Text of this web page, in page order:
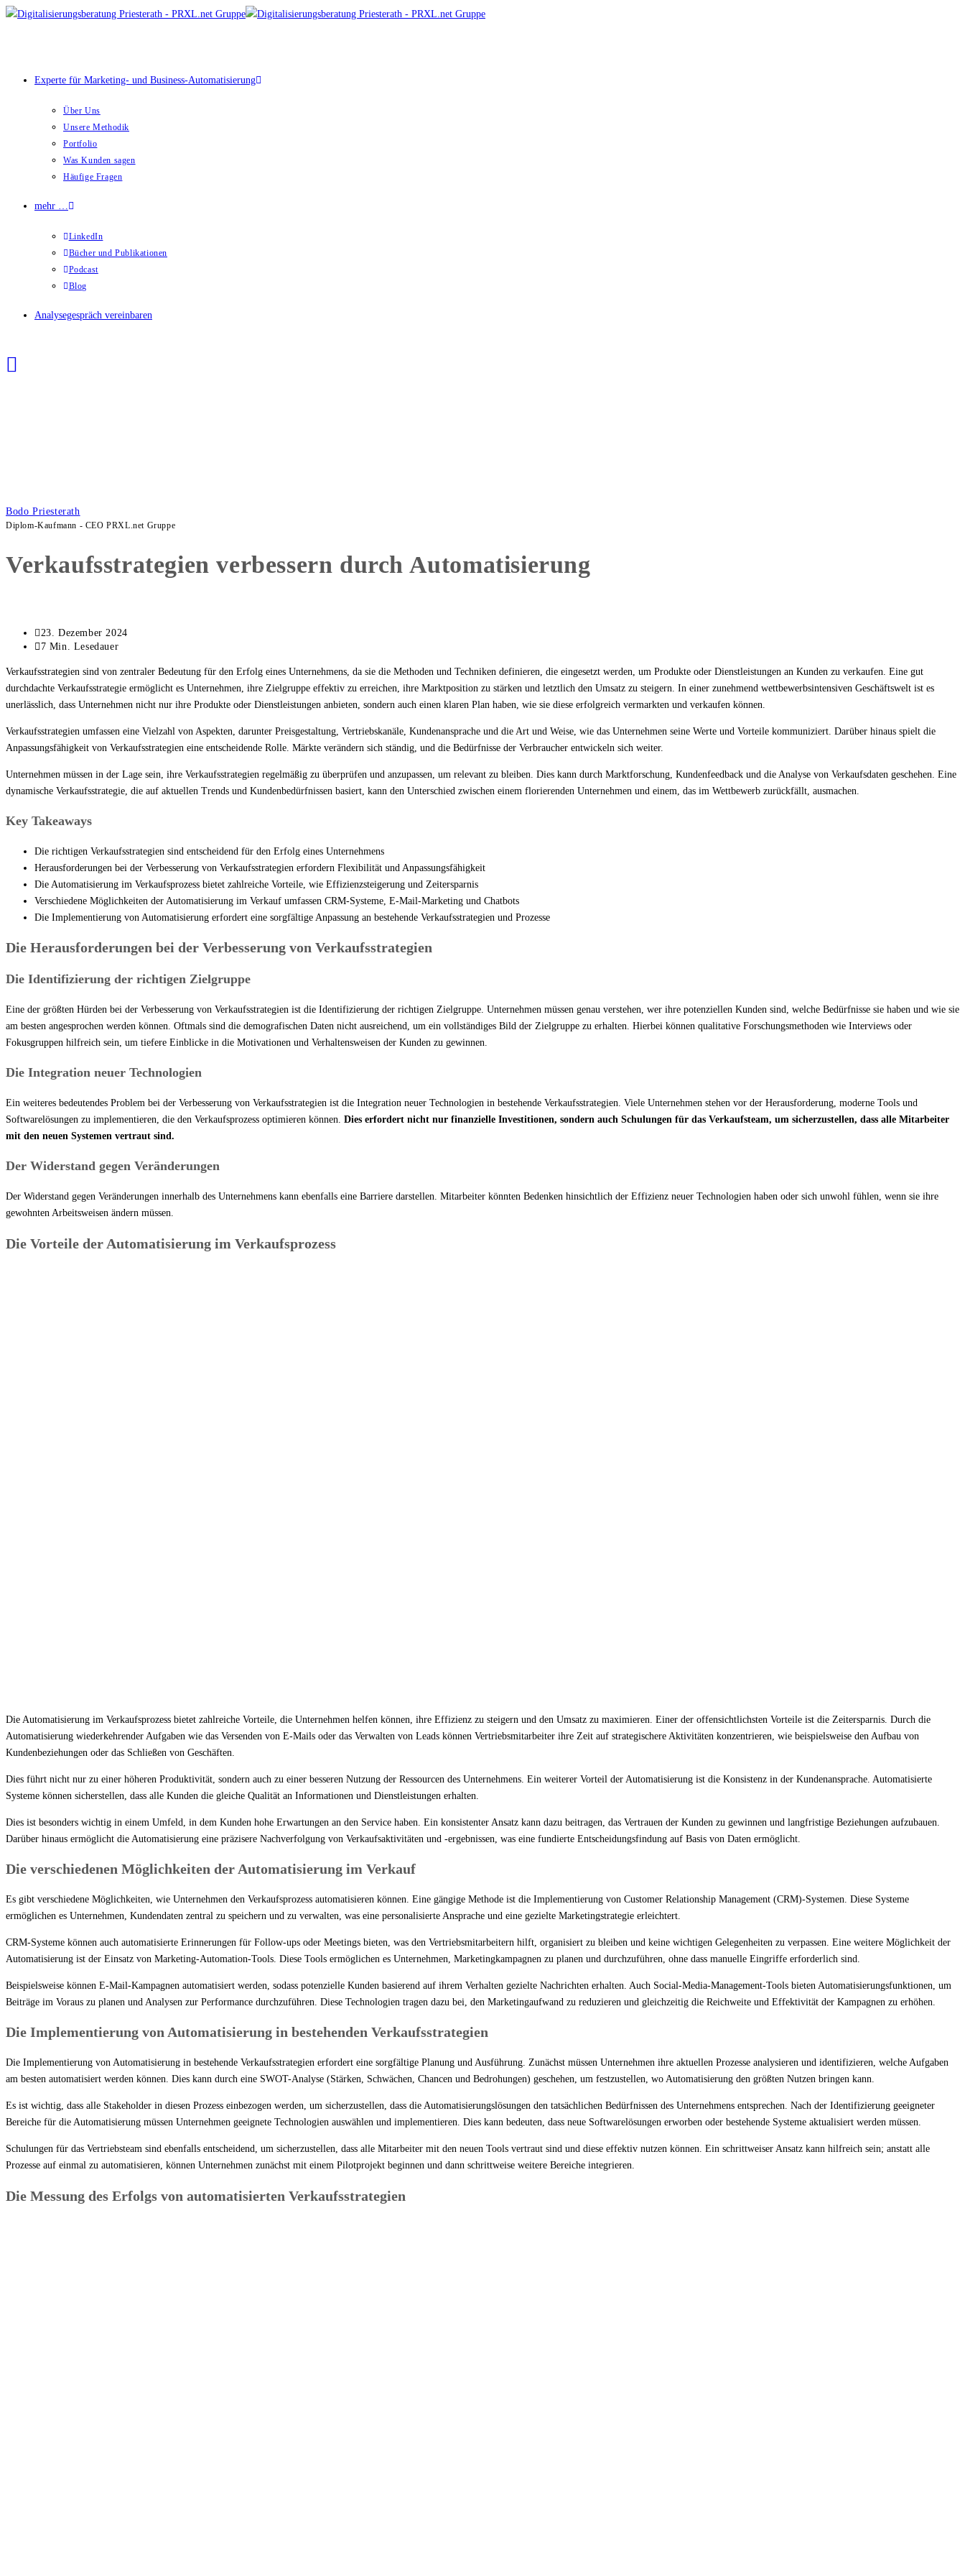
Zum
Experte für Marketing- und Business-Automatisierung
Über Uns
Unsere Methodik
Portfolio
Was Kunden sagen
Häufige Fragen
mehr …
LinkedIn
Bücher und Publikationen
Podcast
Blog
Analysegespräch vereinbaren
Bodo Priesterath
Diplom-Kaufmann - CEO PRXL.net Gruppe
Verkaufsstrategien verbessern durch Automatisierung
Beitrag
zuletzt
am:
23. Dezember 2024
Lesedauer:
7 Min. Lesedauer
Verkaufsstrategien sind von zentraler Bedeutung für den Erfolg eines Unternehmens, da sie die Methoden und Techniken definieren, die eingesetzt werden, um Produkte oder Dienstleistungen an Kunden zu verkaufen. Eine gut
durchdachte Verkaufsstrategie ermöglicht es Unternehmen, ihre Zielgruppe effektiv zu erreichen, ihre Marktposition zu stärken und letztlich den Umsatz zu steigern. In einer zunehmend wettbewerbsintensiven Geschäftswelt ist es
unerlässlich, dass Unternehmen nicht nur ihre Produkte oder Dienstleistungen anbieten, sondern auch einen klaren Plan haben, wie sie diese erfolgreich vermarkten und verkaufen können.
Verkaufsstrategien umfassen eine Vielzahl von Aspekten, darunter Preisgestaltung, Vertriebskanäle, Kundenansprache und die Art und Weise, wie das Unternehmen seine Werte und Vorteile kommuniziert. Darüber hinaus spielt die
Anpassungsfähigkeit von Verkaufsstrategien eine entscheidende Rolle. Märkte verändern sich ständig, und die Bedürfnisse der Verbraucher entwickeln sich weiter.
Unternehmen müssen in der Lage sein, ihre Verkaufsstrategien regelmäßig zu überprüfen und anzupassen, um relevant zu bleiben. Dies kann durch Marktforschung, Kundenfeedback und die Analyse von Verkaufsdaten geschehen. Eine
dynamische Verkaufsstrategie, die auf aktuellen Trends und Kundenbedürfnissen basiert, kann den Unterschied zwischen einem florierenden Unternehmen und einem, das im Wettbewerb zurückfällt, ausmachen.
Key Takeaways
Die richtigen Verkaufsstrategien sind entscheidend für den Erfolg eines Unternehmens
Herausforderungen bei der Verbesserung von Verkaufsstrategien erfordern Flexibilität und Anpassungsfähigkeit
Die Automatisierung im Verkaufsprozess bietet zahlreiche Vorteile, wie Effizienzsteigerung und Zeitersparnis
Verschiedene Möglichkeiten der Automatisierung im Verkauf umfassen CRM-Systeme, E-Mail-Marketing und Chatbots
Die Implementierung von Automatisierung erfordert eine sorgfältige Anpassung an bestehende Verkaufsstrategien und Prozesse
Die Herausforderungen bei der Verbesserung von Verkaufsstrategien
Die Identifizierung der richtigen Zielgruppe
Eine der größten Hürden bei der Verbesserung von Verkaufsstrategien ist die Identifizierung der richtigen Zielgruppe. Unternehmen müssen genau verstehen, wer ihre potenziellen Kunden sind, welche Bedürfnisse sie haben und wie sie
am besten angesprochen werden können. Oftmals sind die demografischen Daten nicht ausreichend, um ein vollständiges Bild der Zielgruppe zu erhalten. Hierbei können qualitative Forschungsmethoden wie Interviews oder
Fokusgruppen hilfreich sein, um tiefere Einblicke in die Motivationen und Verhaltensweisen der Kunden zu gewinnen.
Die Integration neuer Technologien
Ein weiteres bedeutendes Problem bei der Verbesserung von Verkaufsstrategien ist die Integration neuer Technologien in bestehende Verkaufsstrategien. Viele Unternehmen stehen vor der Herausforderung, moderne Tools und
Softwarelösungen zu implementieren, die den Verkaufsprozess optimieren können. Dies erfordert nicht nur finanzielle Investitionen, sondern auch Schulungen für das Verkaufsteam, um sicherzustellen, dass alle Mitarbeiter
mit den neuen Systemen vertraut sind.
Der Widerstand gegen Veränderungen
Der Widerstand gegen Veränderungen innerhalb des Unternehmens kann ebenfalls eine Barriere darstellen. Mitarbeiter könnten Bedenken hinsichtlich der Effizienz neuer Technologien haben oder sich unwohl fühlen, wenn sie ihre
gewohnten Arbeitsweisen ändern müssen.
Die Vorteile der Automatisierung im Verkaufsprozess
Die Automatisierung im Verkaufsprozess bietet zahlreiche Vorteile, die Unternehmen helfen können, ihre Effizienz zu steigern und den Umsatz zu maximieren. Einer der offensichtlichsten Vorteile ist die Zeitersparnis. Durch die
Automatisierung wiederkehrender Aufgaben wie das Versenden von E-Mails oder das Verwalten von Leads können Vertriebsmitarbeiter ihre Zeit auf strategischere Aktivitäten konzentrieren, wie beispielsweise den Aufbau von
Kundenbeziehungen oder das Schließen von Geschäften.
Dies führt nicht nur zu einer höheren Produktivität, sondern auch zu einer besseren Nutzung der Ressourcen des Unternehmens. Ein weiterer Vorteil der Automatisierung ist die Konsistenz in der Kundenansprache. Automatisierte
Systeme können sicherstellen, dass alle Kunden die gleiche Qualität an Informationen und Dienstleistungen erhalten.
Dies ist besonders wichtig in einem Umfeld, in dem Kunden hohe Erwartungen an den Service haben. Ein konsistenter Ansatz kann dazu beitragen, das Vertrauen der Kunden zu gewinnen und langfristige Beziehungen aufzubauen.
Darüber hinaus ermöglicht die Automatisierung eine präzisere Nachverfolgung von Verkaufsaktivitäten und -ergebnissen, was eine fundierte Entscheidungsfindung auf Basis von Daten ermöglicht.
Die verschiedenen Möglichkeiten der Automatisierung im Verkauf
Es gibt verschiedene Möglichkeiten, wie Unternehmen den Verkaufsprozess automatisieren können. Eine gängige Methode ist die Implementierung von Customer Relationship Management (CRM)-Systemen. Diese Systeme
ermöglichen es Unternehmen, Kundendaten zentral zu speichern und zu verwalten, was eine personalisierte Ansprache und eine gezielte Marketingstrategie erleichtert.
CRM-Systeme können auch automatisierte Erinnerungen für Follow-ups oder Meetings bieten, was den Vertriebsmitarbeitern hilft, organisiert zu bleiben und keine wichtigen Gelegenheiten zu verpassen. Eine weitere Möglichkeit der
Automatisierung ist der Einsatz von Marketing-Automation-Tools. Diese Tools ermöglichen es Unternehmen, Marketingkampagnen zu planen und durchzuführen, ohne dass manuelle Eingriffe erforderlich sind.
Beispielsweise können E-Mail-Kampagnen automatisiert werden, sodass potenzielle Kunden basierend auf ihrem Verhalten gezielte Nachrichten erhalten. Auch Social-Media-Management-Tools bieten Automatisierungsfunktionen, um
Beiträge im Voraus zu planen und Analysen zur Performance durchzuführen. Diese Technologien tragen dazu bei, den Marketingaufwand zu reduzieren und gleichzeitig die Reichweite und Effektivität der Kampagnen zu erhöhen.
Die Implementierung von Automatisierung in bestehenden Verkaufsstrategien
Die Implementierung von Automatisierung in bestehende Verkaufsstrategien erfordert eine sorgfältige Planung und Ausführung. Zunächst müssen Unternehmen ihre aktuellen Prozesse analysieren und identifizieren, welche Aufgaben
am besten automatisiert werden können. Dies kann durch eine SWOT-Analyse (Stärken, Schwächen, Chancen und Bedrohungen) geschehen, um festzustellen, wo Automatisierung den größten Nutzen bringen kann.
Es ist wichtig, dass alle Stakeholder in diesen Prozess einbezogen werden, um sicherzustellen, dass die Automatisierungslösungen den tatsächlichen Bedürfnissen des Unternehmens entsprechen. Nach der Identifizierung geeigneter
Bereiche für die Automatisierung müssen Unternehmen geeignete Technologien auswählen und implementieren. Dies kann bedeuten, dass neue Softwarelösungen erworben oder bestehende Systeme aktualisiert werden müssen.
Schulungen für das Vertriebsteam sind ebenfalls entscheidend, um sicherzustellen, dass alle Mitarbeiter mit den neuen Tools vertraut sind und diese effektiv nutzen können. Ein schrittweiser Ansatz kann hilfreich sein; anstatt alle
Prozesse auf einmal zu automatisieren, können Unternehmen zunächst mit einem Pilotprojekt beginnen und dann schrittweise weitere Bereiche integrieren.
Die Messung des Erfolgs von automatisierten Verkaufsstrategien